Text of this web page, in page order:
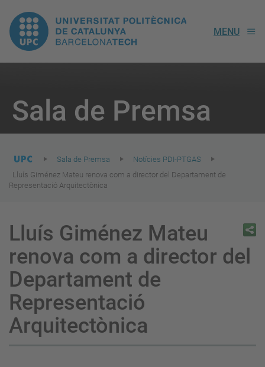
UPC.
Universitat
de
Catalunya
MENU
Sala de Premsa
here:
Sala de Premsa
Notícies PDI-PTGAS
Lluís Giménez Mateu renova com a director del Departament de
Representació Arquitectònica
Lluís Giménez Mateu
renova com a director del
Departament de
Representació
Arquitectònica